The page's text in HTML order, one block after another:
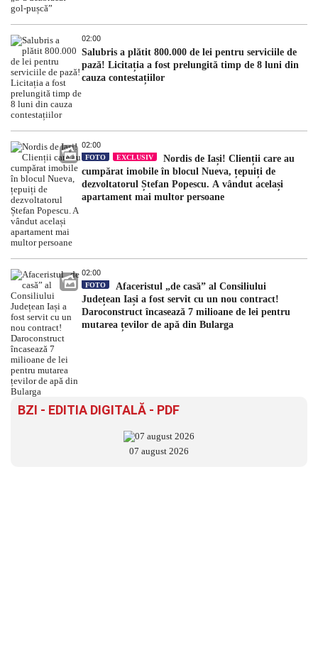
02:00
Salubris a plătit 800.000 de lei pentru serviciile de
pază! Licitația a fost prelungită timp de 8 luni din
cauza contestațiilor
02:00
FOTO EXCLUSIV
Nordis de Iași! Clienții care au
cumpărat imobile în blocul Nueva, țepuiți de
dezvoltatorul Ștefan Popescu. A vândut același
apartament mai multor persoane
02:00
FOTO
Afaceristul „de casă” al Consiliului
Județean Iași a fost servit cu un nou contract!
Daroconstruct încasează 7 milioane de lei pentru
mutarea țevilor de apă din Bularga
BZI - EDITIA DIGITALĂ - PDF
07 august 2026